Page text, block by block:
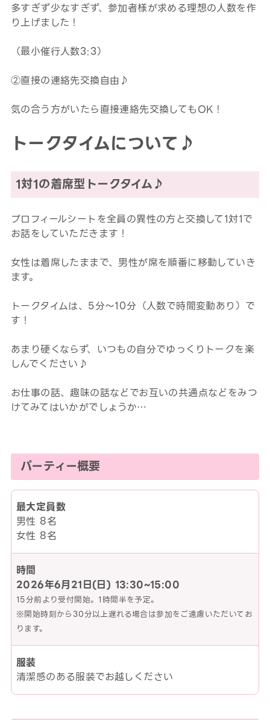
多すぎず少なすぎず、参加者様が求める理想の人数を作
り上げました！
（最小催行人数3:3）
②直接の連絡先交換自由♪
気の合う方がいたら直接連絡先交換してもOK！
トークタイムについて♪
1対1の着席型トークタイム♪
プロフィールシートを全員の異性の方と交換して1対1で
お話をしていただきます！
女性は着席したままで、男性が席を順番に移動していき
ます。
トークタイムは、5分～10分（人数で時間変動あり）で
す！
あまり硬くならず、いつもの自分でゆっくりトークを楽
しんでください♪
お仕事の話、趣味の話などでお互いの共通点などをみつ
けてみてはいかがでしょうか…
パーティー概要
最大定員数
男性 8名
女性 8名
時間
2026年6月21日(日) 13:30~15:00
15分前より受付開始。1時間半を予定。
※開始時刻から30分以上遅れる場合は参加をご遠慮いただいてお
ります。
服装
清潔感のある服装でお越しください